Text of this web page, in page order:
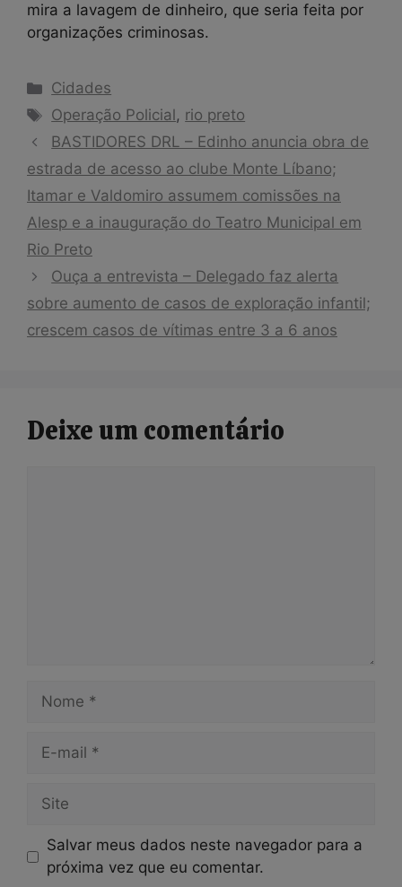
mira a lavagem de dinheiro, que seria feita por
organizações criminosas.
Categorias
Cidades
Tags
Operação Policial, rio preto
BASTIDORES DRL – Edinho anuncia obra de
estrada de acesso ao clube Monte Líbano;
Itamar e Valdomiro assumem comissões na
Alesp e a inauguração do Teatro Municipal em
Rio Preto
Ouça a entrevista – Delegado faz alerta
sobre aumento de casos de exploração infantil;
crescem casos de vítimas entre 3 a 6 anos
Deixe um comentário
Nome
Site
Salvar meus dados neste navegador para a
próxima vez que eu comentar.